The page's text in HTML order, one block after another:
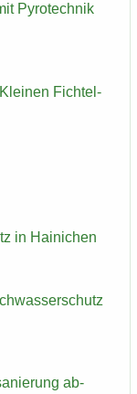
Py­ro­tech­nik
Klei­nen Fich­tel­
in Hai­ni­chen
ab­